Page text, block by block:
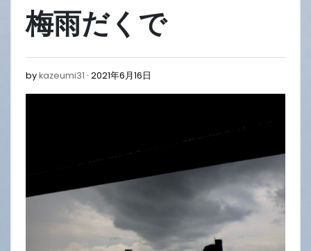
梅雨だくで
bykazeumi31 2021年6月16日